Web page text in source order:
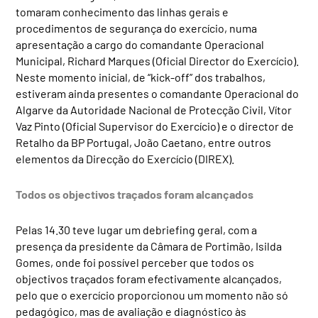
tomaram conhecimento das linhas gerais e
procedimentos de segurança do exercício, numa
apresentação a cargo do comandante Operacional
Municipal, Richard Marques (Oficial Director do Exercício).
Neste momento inicial, de “kick-off” dos trabalhos,
estiveram ainda presentes o comandante Operacional do
Algarve da Autoridade Nacional de Protecção Civil, Vítor
Vaz Pinto (Oficial Supervisor do Exercício) e o director de
Retalho da BP Portugal, João Caetano, entre outros
elementos da Direcção do Exercício (DIREX).
Todos os objectivos traçados foram alcançados
Pelas 14.30 teve lugar um debriefing geral, com a
presença da presidente da Câmara de Portimão, Isilda
Gomes, onde foi possível perceber que todos os
objectivos traçados foram efectivamente alcançados,
pelo que o exercício proporcionou um momento não só
pedagógico, mas de avaliação e diagnóstico às